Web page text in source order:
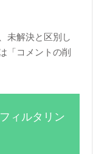
未解決と区別し
「コメントの削
ィルタリン